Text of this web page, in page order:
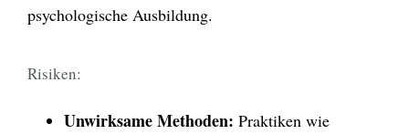
psychologische Ausbildung.
Risiken:
Unwirksame Methoden: Praktiken wie